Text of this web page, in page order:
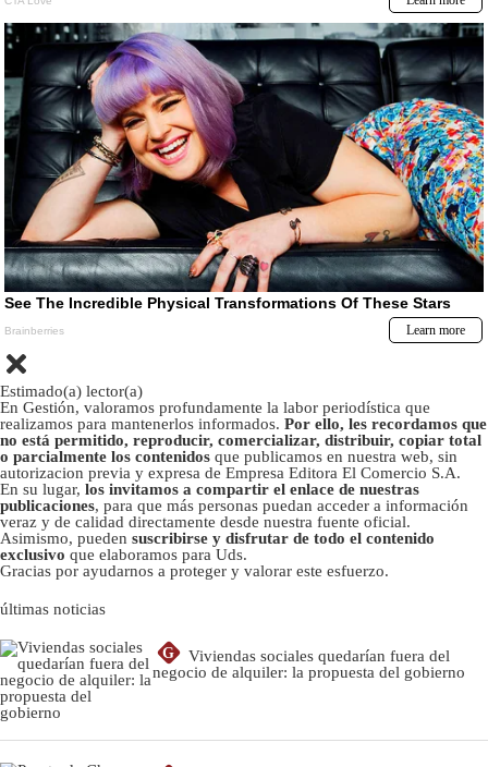
Estimado(a) lector(a)
En Gestión, valoramos profundamente la labor periodística que
realizamos para mantenerlos informados. Por ello, les recordamos que
no está permitido, reproducir, comercializar, distribuir, copiar total
o parcialmente los contenidos que publicamos en nuestra web, sin
autorizacion previa y expresa de Empresa Editora El Comercio S.A.
En su lugar, los invitamos a compartir el enlace de nuestras
publicaciones, para que más personas puedan acceder a información
veraz y de calidad directamente desde nuestra fuente oficial.
Asimismo, pueden suscribirse y disfrutar de todo el contenido
exclusivo que elaboramos para Uds.
Gracias por ayudarnos a proteger y valorar este esfuerzo.
últimas noticias
G
Viviendas sociales quedarían fuera del
negocio de alquiler: la propuesta del gobierno